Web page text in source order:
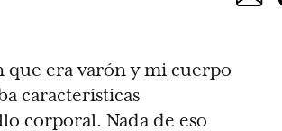
era varón y mi cuerpo
características
corporal. Nada de eso